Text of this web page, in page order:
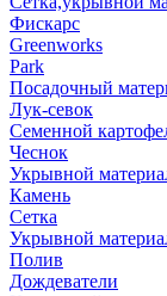
Фискарс
Greenworks
Park
Посадочный
Лук-севок
Семенной
Чеснок
Укрывной
Камень
Сетка
Укрывной
Полив
Дождеватели